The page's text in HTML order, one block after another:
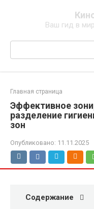
Ваш гид в
Поиск:
Главная страница
Эффективное
разделение
зон
Опубликовано: 11.11.2025
Содержание